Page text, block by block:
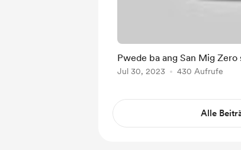
Pwede ba ang San Mig
Jul 30, 2023 430 Aufrufe
Alle